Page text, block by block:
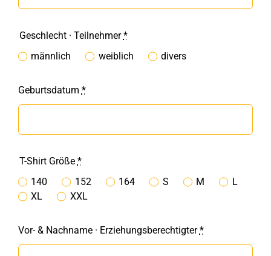
Geschlecht · Teilnehmer*
männlich
weiblich divers
Geburtsdatum *
T-Shirt Größe *
140
152 164 S M
L
XL
XXL
Vor- & Nachname · Erziehungsberechtigter*